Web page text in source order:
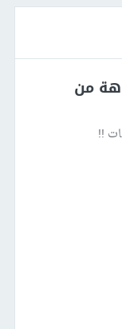
مموهة من